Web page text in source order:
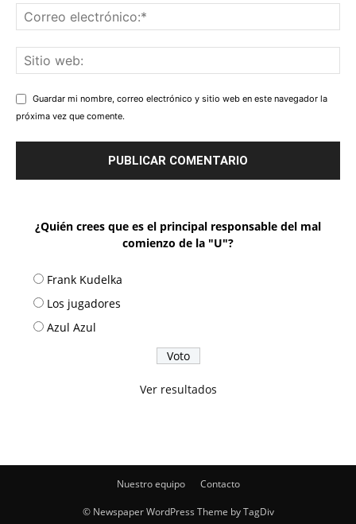
Guardar mi nombre, correo electrónico y sitio web en este navegador la
próxima vez que comente.
¿Quién crees que es el principal responsable del mal
comienzo de la "U"?
Frank Kudelka
Los jugadores
Azul Azul
Ver resultados
Nuestro equipo Contacto
© Newspaper WordPress Theme by TagDiv